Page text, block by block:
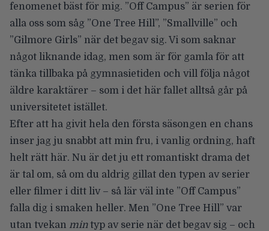
fenomenet bäst för mig. ”Off Campus” är serien för
alla oss som såg ”One Tree Hill”, ”Smallville” och
”Gilmore Girls” när det begav sig. Vi som saknar
något liknande idag, men som är för gamla för att
tänka tillbaka på gymnasietiden och vill följa något
äldre karaktärer – som i det här fallet alltså går på
universitetet istället.
Efter att ha givit hela den första säsongen en chans
inser jag ju snabbt att min fru, i vanlig ordning, haft
helt rätt här. Nu är det ju ett romantiskt drama det
är tal om, så om du aldrig gillat den typen av serier
eller filmer i ditt liv – så lär väl inte ”Off Campus”
falla dig i smaken heller. Men ”One Tree Hill” var
utan tvekan mintyp av serie när det begav sig – och